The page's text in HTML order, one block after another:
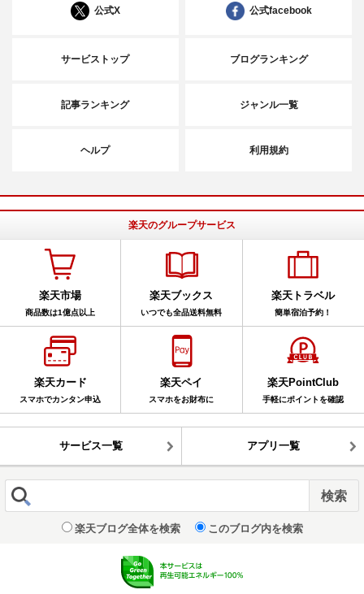
公式X 公式facebook
サービストップ ブログランキング
記事ランキング ジャンル一覧
ヘルプ 利用規約
楽天のグループサービス
楽天市場
商品数は1億点以上
楽天ブックス
いつでも全品送料無料
楽天トラベル
簡単宿泊予約！
楽天カード
スマホでカンタン申込
楽天ペイ
スマホをお財布に
楽天PointClub
手軽にポイントを確認
サービス一覧 アプリ一覧
楽天ブログ全体を検索 このブログ内を検索